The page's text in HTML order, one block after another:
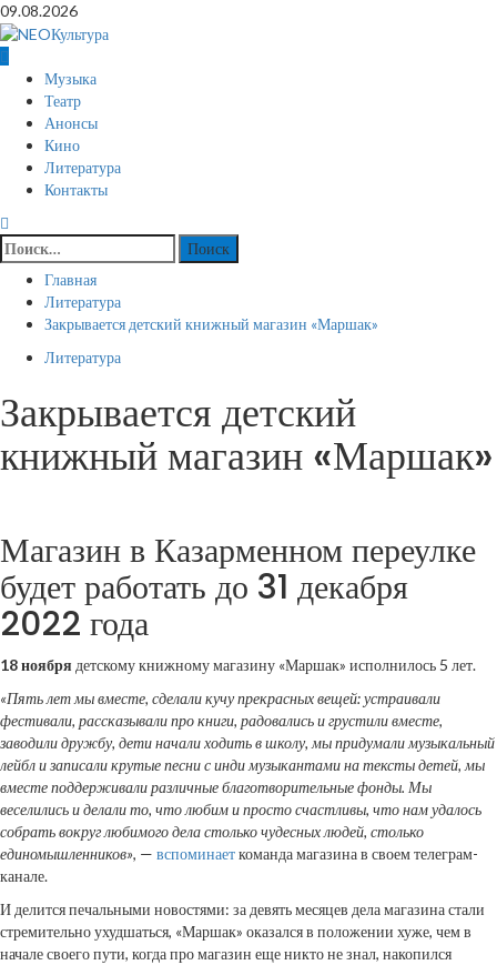
Перейти
к
содержимому
09.08.2026
Основное
меню
Музыка
Театр
Анонсы
Кино
Литература
Контакты
Найти:
Главная
Литература
Закрывается детский книжный магазин «Маршак»
Литература
Закрывается детский
книжный магазин «Маршак»
Магазин в Казарменном переулке
будет работать до 31 декабря
2022 года
18 ноября детскому книжному магазину «Маршак» исполнилось 5 лет.
«Пять лет мы вместе, сделали кучу прекрасных вещей: устраивали
фестивали, рассказывали про книги, радовались и грустили вместе,
заводили дружбу, дети начали ходить в школу, мы придумали музыкальный
лейбл и записали крутые песни с инди музыкантами на тексты детей, мы
вместе поддерживали различные благотворительные фонды. Мы
веселились и делали то, что любим и просто счастливы, что нам удалось
собрать вокруг любимого дела столько чудесных людей, столько
единомышленников», — вспоминаеткоманда магазина в своем телеграм-
канале.
И делится печальными новостями: за девять месяцев дела магазина стали
стремительно ухудшаться, «Маршак» оказался в положении хуже, чем в
начале своего пути, когда про магазин еще никто не знал, накопился